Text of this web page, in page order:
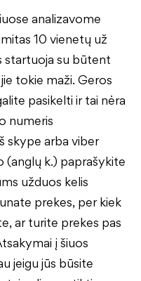
analizavome
10 vienetų už
startuoja su būtent
tokie maži. Geros
pasikelti ir tai nėra
numeris
skype arba viber
(anglų k.) paprašykite
užduos kelis
prekes, per kiek
ar turite prekes pas
į šiuos
jeigu jūs būsite